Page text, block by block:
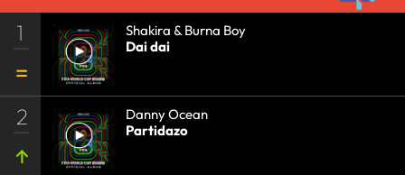
1
Shakira & Burna Boy
Dai dai
2
Danny Ocean
Partidazo